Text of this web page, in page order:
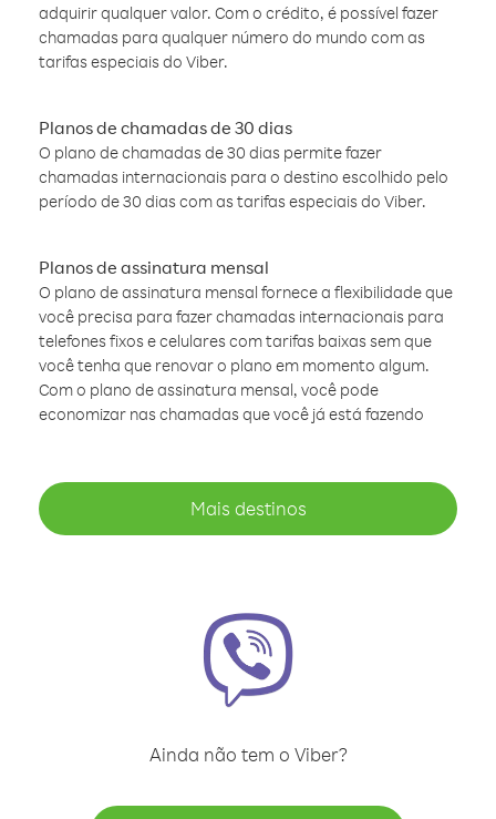
adquirir qualquer valor. Com o crédito, é possível fazer
chamadas para qualquer número do mundo com as
tarifas especiais do Viber.
Planos de chamadas de 30 dias
O plano de chamadas de 30 dias permite fazer
chamadas internacionais para o destino escolhido pelo
período de 30 dias com as tarifas especiais do Viber.
Planos de assinatura mensal
O plano de assinatura mensal fornece a flexibilidade que
você precisa para fazer chamadas internacionais para
telefones fixos e celulares com tarifas baixas sem que
você tenha que renovar o plano em momento algum.
Com o plano de assinatura mensal, você pode
economizar nas chamadas que você já está fazendo
Mais destinos
Ainda não tem o Viber?